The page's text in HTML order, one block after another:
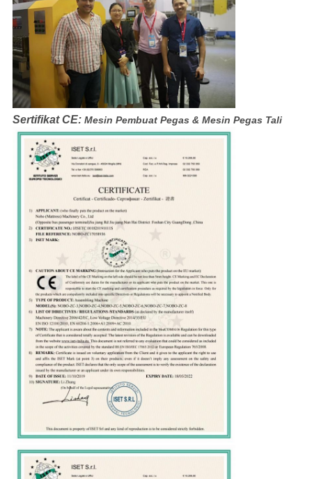
Sertifikat CE: Mesin Pembuat Pegas & Mesin Pegas Tali